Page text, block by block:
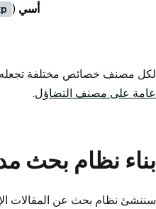
أسي (
لكل مصنف خصائص مختلفة تجعله
عامة على مصنف التضاؤل.
بناء نظام بحث
سننشئ نظام بحث عن المقالات